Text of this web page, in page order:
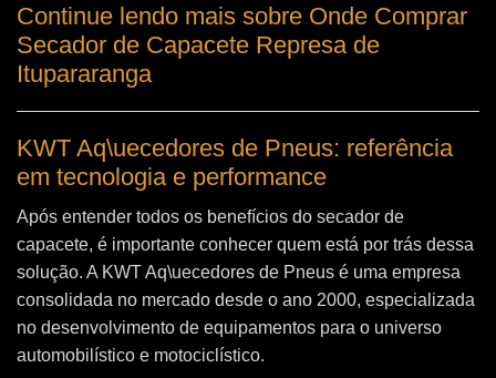
Continue lendo mais sobre Onde Comprar
Secador de Capacete Represa de
Itupararanga
KWT Aq\uecedores de Pneus: referência
em tecnologia e performance
Após entender todos os benefícios do secador de
capacete, é importante conhecer quem está por trás dessa
solução. A KWT Aq\uecedores de Pneus é uma empresa
consolidada no mercado desde o ano 2000, especializada
no desenvolvimento de equipamentos para o universo
automobilístico e motociclístico.